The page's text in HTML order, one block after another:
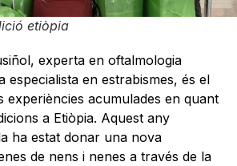
etiòpia
experta en oftalmologia
especialista en estrabismes, és el
experiències acumulades en quant
a Etiòpia. Aquest any
ha estat donar una nova
de nens i nenes a través de la